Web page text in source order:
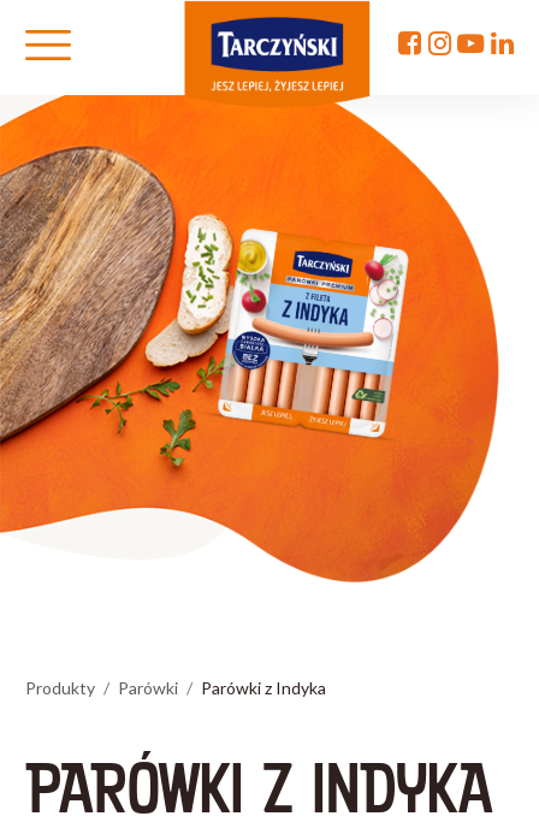
Produkty Parówki Parówki z Indyka
PARÓWKI Z INDYKA